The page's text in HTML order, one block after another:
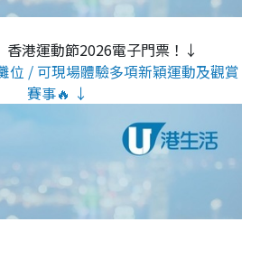
香港運動節2026電子門票！↓
位 / 可現場體驗多項新穎運動及觀賞
賽事🔥 ↓